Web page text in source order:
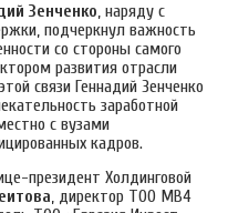
Зенченко, наряду с
подчеркнул важность
со стороны самого
развития отрасли
связи Геннадий Зенченко
заработной
с вузами
кадров.
президент Холдинговой
, директор ТОО МВ4